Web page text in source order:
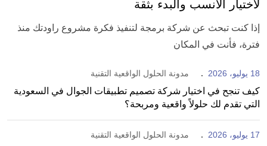
لاختيار الأنسب والبدء بثقة
إذا كنت تبحث عن شركة برمجة لتنفيذ فكرة مشروع راودتك منذ
فترة، فأنت في المكان
18 يوليو، 2026 مدونة الحلول الواقعية التقنية
كيف تنجح في اختيار شركة تصميم تطبيقات الجوال في السعودية
التي تقدم لك حلولاً واقعية ومربحة؟
17 يوليو، 2026 مدونة الحلول الواقعية التقنية